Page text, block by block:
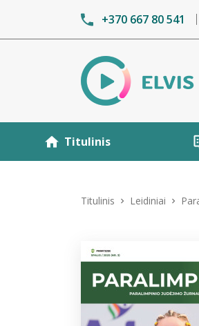
+370 667 80 541
Titulinis
Titulinis Leidiniai